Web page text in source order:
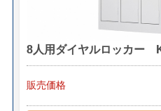
8人用ダイヤルロッカー
販売価格